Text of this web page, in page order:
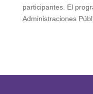
participantes. El
Administraciones